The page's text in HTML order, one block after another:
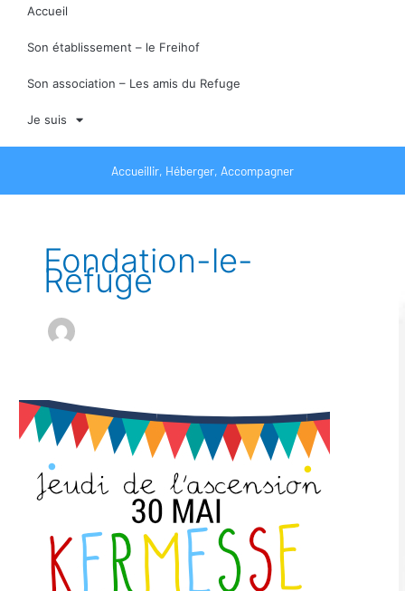
Accueil
Son établissement – le Freihof
Son association – Les amis du Refuge
Je suis
Accueillir, Héberger, Accompagner
Fondation-le-
Refuge
Kermesse
mai